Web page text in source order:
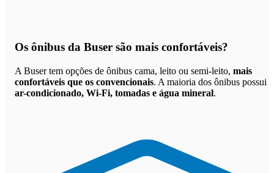
Os ônibus da Buser são mais confortáveis?
A Buser tem opções de ônibus cama, leito ou semi-leito, mais
confortáveis que os convencionais. A maioria dos ônibus possui
ar-condicionado, Wi-Fi, tomadas e água mineral.